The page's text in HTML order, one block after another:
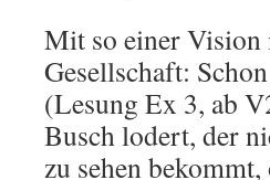
Mit so einer Vision
Gesellschaft:
(Lesung Ex 3, ab
Busch lodert, der
zu sehen